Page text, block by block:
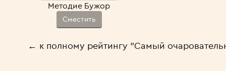
Методие Бужор
Сместить
← к полному рейтингу "Самый